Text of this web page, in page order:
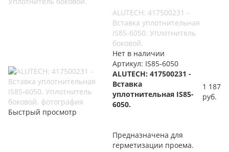
Быстрый просмотр
ALUTECH: 417500231 -
Вставка уплотнительная
IS85-6050. Уплотнитель
боковой.
Нет в наличии
Артикул: IS85-6050
ALUTECH: 417500231 -
Вставка
уплотнительная IS85-
6050.
Предназначена для
герметизации проема.
1 187
руб.